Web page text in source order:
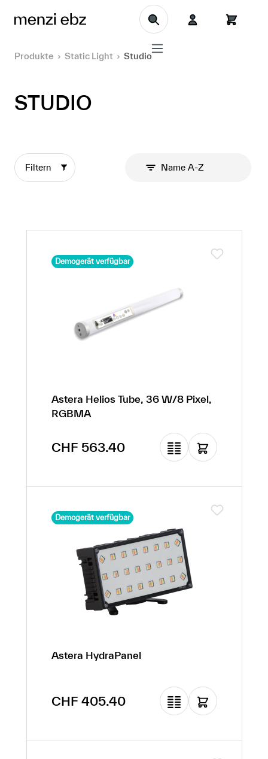
Zum Hauptinhalt springen
Produkte Static Light Studio
STUDIO
Filtern Name A-Z
Demogerät verfügbar
Astera Helios Tube, 36 W/8 Pixel,
RGBMA
Regulärer Preis:
CHF 563.40
Demogerät verfügbar
Astera HydraPanel
Regulärer Preis:
CHF 405.40